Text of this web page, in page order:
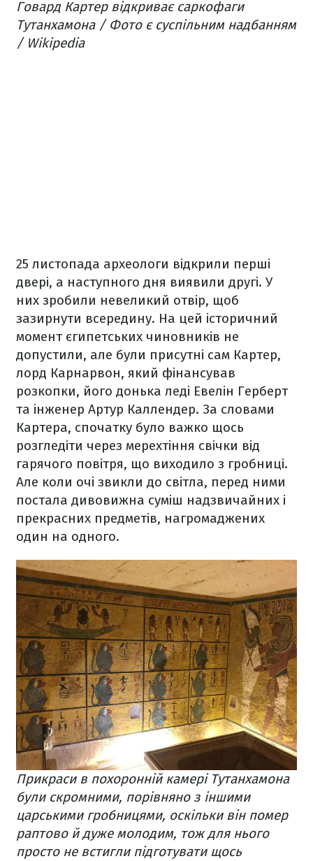
Говард Картер відкриває саркофаги
Тутанхамона / Фото є суспільним надбанням
/ Wikipedia
25 листопада археологи відкрили перші
двері, а наступного дня виявили другі. У
них зробили невеликий отвір, щоб
зазирнути всередину. На цей історичний
момент єгипетських чиновників не
допустили, але були присутні сам Картер,
лорд Карнарвон, який фінансував
розкопки, його донька леді Евелін Герберт
та інженер Артур Каллендер. За словами
Картера, спочатку було важко щось
розгледіти через мерехтіння свічки від
гарячого повітря, що виходило з гробниці.
Але коли очі звикли до світла, перед ними
постала дивовижна суміш надзвичайних і
прекрасних предметів, нагромаджених
один на одного.
Прикраси в похоронній камері Тутанхамона
були скромними, порівняно з іншими
царськими гробницями, оскільки він помер
раптово й дуже молодим, тож для нього
просто не встигли підготувати щось